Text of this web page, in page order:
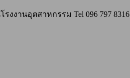
งงานอุตสาหกรรม Tel 096 797 8316